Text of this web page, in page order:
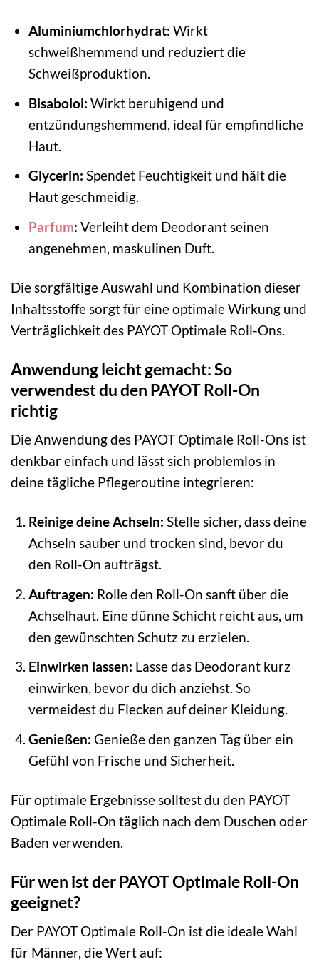
Aluminiumchlorhydrat: Wirkt
schweißhemmend und reduziert die
Schweißproduktion.
Bisabolol: Wirkt beruhigend und
entzündungshemmend, ideal für empfindliche
Haut.
Glycerin: Spendet Feuchtigkeit und hält die
Haut geschmeidig.
Parfum: Verleiht dem Deodorant seinen
angenehmen, maskulinen Duft.
Die sorgfältige Auswahl und Kombination dieser
Inhaltsstoffe sorgt für eine optimale Wirkung und
Verträglichkeit des PAYOT Optimale Roll-Ons.
Anwendung leicht gemacht: So
verwendest du den PAYOT Roll-On
richtig
Die Anwendung des PAYOT Optimale Roll-Ons ist
denkbar einfach und lässt sich problemlos in
deine tägliche Pflegeroutine integrieren:
Reinige deine Achseln: Stelle sicher, dass deine
Achseln sauber und trocken sind, bevor du
den Roll-On aufträgst.
Auftragen: Rolle den Roll-On sanft über die
Achselhaut. Eine dünne Schicht reicht aus, um
den gewünschten Schutz zu erzielen.
Einwirken lassen: Lasse das Deodorant kurz
einwirken, bevor du dich anziehst. So
vermeidest du Flecken auf deiner Kleidung.
Genießen: Genieße den ganzen Tag über ein
Gefühl von Frische und Sicherheit.
Für optimale Ergebnisse solltest du den PAYOT
Optimale Roll-On täglich nach dem Duschen oder
Baden verwenden.
Für wen ist der PAYOT Optimale Roll-On
geeignet?
Der PAYOT Optimale Roll-On ist die ideale Wahl
für Männer, die Wert auf: